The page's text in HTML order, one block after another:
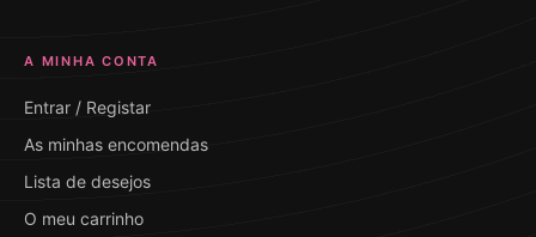
A MINHA CONTA
Entrar / Registar
As minhas encomendas
Lista de desejos
O meu carrinho